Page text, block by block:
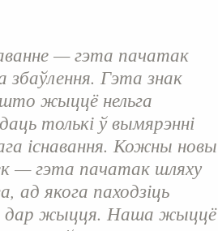
— гэта пачатак
збаўлення. Гэта знак
жыццё нельга
толькі ў вымярэнні
існавання. Кожны новы
— гэта пачатак шляху
ад якога паходзіць
дар жыцця. Наша жыццё